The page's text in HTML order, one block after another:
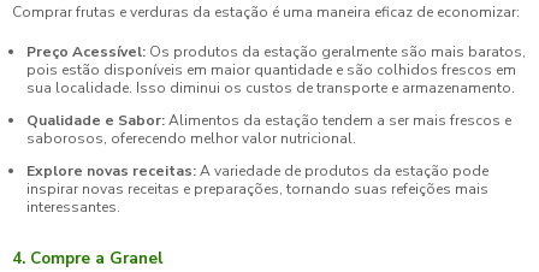
Comprar frutas e verduras da estação é uma maneira eficaz de economizar:
Preço Acessível: Os produtos da estação geralmente são mais baratos,
pois estão disponíveis em maior quantidade e são colhidos frescos em
sua localidade. Isso diminui os custos de transporte e armazenamento.
Qualidade e Sabor:Alimentos da estação tendem a ser mais frescos e
saborosos, oferecendo melhor valor nutricional.
Explore novas receitas:A variedade de produtos da estação pode
inspirar novas receitas e preparações, tornando suas refeições mais
interessantes.
4. Compre a Granel